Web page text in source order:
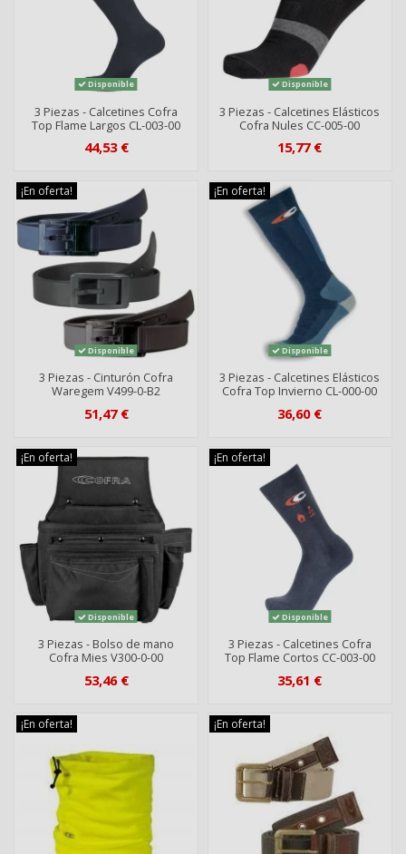
Disponible
3 Piezas - Calcetines Cofra
Top Flame Largos CL-003-00
44,53 €
Disponible
3 Piezas - Calcetines Elásticos
Cofra Nules CC-005-00
15,77 €
¡En oferta!
Disponible
3 Piezas - Cinturón Cofra
Waregem V499-0-B2
51,47 €
¡En oferta!
Disponible
3 Piezas - Calcetines Elásticos
Cofra Top Invierno CL-000-00
36,60 €
¡En oferta!
Disponible
3 Piezas - Bolso de mano
Cofra Mies V300-0-00
53,46 €
¡En oferta!
Disponible
3 Piezas - Calcetines Cofra
Top Flame Cortos CC-003-00
35,61 €
¡En oferta! ¡En oferta!